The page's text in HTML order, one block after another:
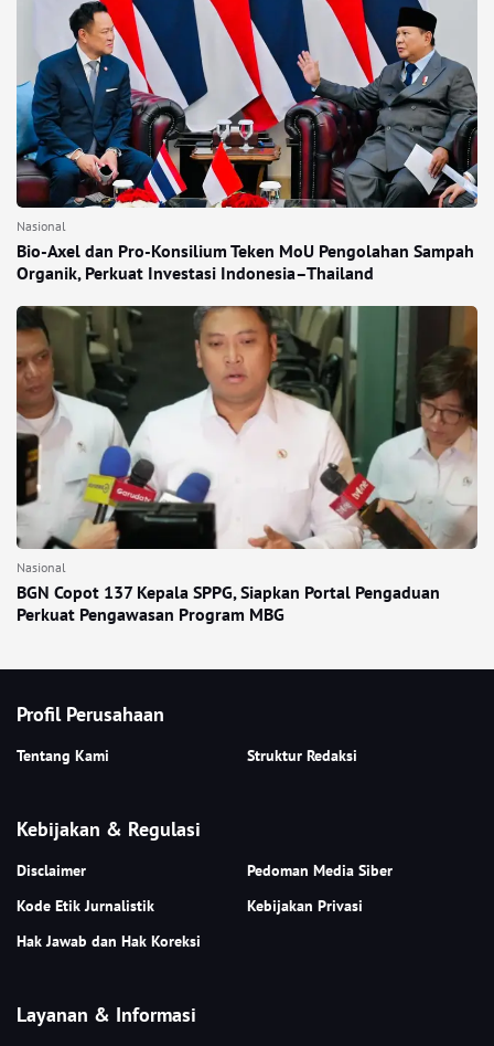
Nasional
Bio-Axel dan Pro-Konsilium Teken MoU Pengolahan Sampah
Organik, Perkuat Investasi Indonesia–Thailand
Nasional
BGN Copot 137 Kepala SPPG, Siapkan Portal Pengaduan
Perkuat Pengawasan Program MBG
Profil Perusahaan
Tentang Kami Struktur Redaksi
Kebijakan & Regulasi
Disclaimer
Pedoman Media Siber
Kode Etik Jurnalistik
Kebijakan Privasi
Hak Jawab dan Hak Koreksi
Layanan & Informasi